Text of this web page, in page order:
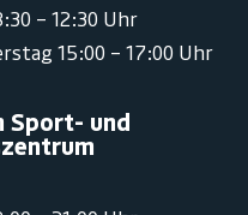
– 12:30 Uhr
15:00 – 17:00 Uhr
Sport- und